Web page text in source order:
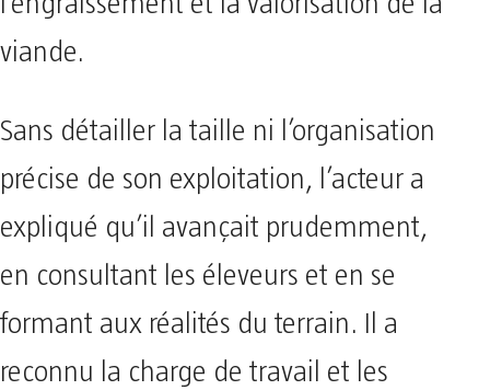
viande.
Sans détailler la taille ni l’organisation
précise de son exploitation, l’acteur a
expliqué qu’il avançait prudemment,
en consultant les éleveurs et en se
formant aux réalités du terrain. Il a
reconnu la charge de travail et les